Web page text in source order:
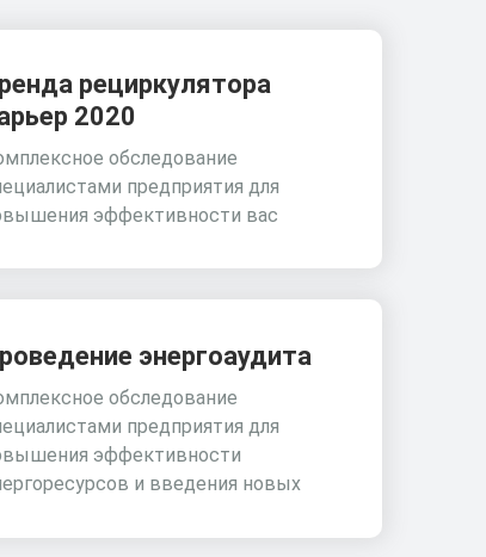
рециркулятора
2020
обследование
предприятия для
эффективности вас
энергоаудита
обследование
предприятия для
эффективности
и введения новых